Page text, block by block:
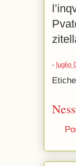
- luglio